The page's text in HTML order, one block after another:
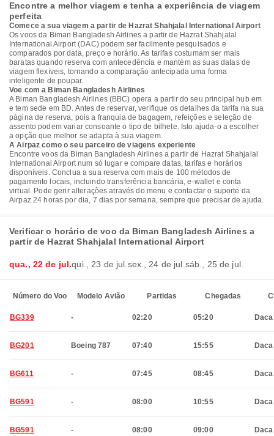
Encontre a melhor viagem e tenha a experiência de viagem
perfeita
Comece a sua viagem a partir de Hazrat Shahjalal International Airport
Os voos da Biman Bangladesh Airlines a partir de Hazrat Shahjalal
International Airport (DAC) podem ser facilmente pesquisados e
comparados por data, preço e horário. As tarifas costumam ser mais
baratas quando reserva com antecedência e mantém as suas datas de
viagem flexíveis, tornando a comparação antecipada uma forma
inteligente de poupar.
Voe com a Biman Bangladesh Airlines
A Biman Bangladesh Airlines (BBC) opera a partir do seu principal hub em
e tem sede em BD. Antes de reservar, verifique os detalhes da tarifa na sua
página de reserva, pois a franquia de bagagem, refeições e seleção de
assento podem variar consoante o tipo de bilhete. Isto ajuda-o a escolher
a opção que melhor se adapta à sua viagem.
A Airpaz como o seu parceiro de viagens experiente
Encontre voos da Biman Bangladesh Airlines a partir de Hazrat Shahjalal
International Airport num só lugar e compare datas, tarifas e horários
disponíveis. Conclua a sua reserva com mais de 100 métodos de
pagamento locais, incluindo transferência bancária, e-wallet e conta
virtual. Pode gerir alterações através do menu e contactar o suporte da
Airpaz 24 horas por dia, 7 dias por semana, sempre que precisar de ajuda.
Verificar o horário de voo da Biman Bangladesh Airlines a
partir de Hazrat Shahjalal International Airport
qua., 22 de jul.qui., 23 de jul. sex., 24 de jul. sáb., 25 de jul.
Número do Voo Modelo Avião Partidas Chegadas
BG339 - 02:20 05:20 Daca
BG201 Boeing 787 07:40 15:55 Daca
BG611 - 07:45 08:45 Daca
BG591 - 08:00 10:55 Daca
BG591 - 08:00 09:00 Daca